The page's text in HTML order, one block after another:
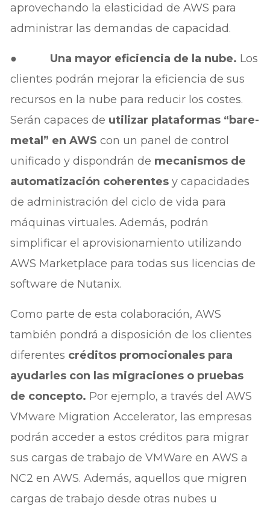
aprovechando la elasticidad de AWS para
administrar las demandas de capacidad.
● Una mayor eficiencia de la nube. Los
clientes podrán mejorar la eficiencia de sus
recursos en la nube para reducir los costes.
Serán capaces de utilizar plataformas “bare-
metal” en AWScon un panel de control
unificado y dispondrán de mecanismos de
automatización coherentesy capacidades
de administración del ciclo de vida para
máquinas virtuales. Además, podrán
simplificar el aprovisionamiento utilizando
AWS Marketplace para todas sus licencias de
software de Nutanix.
Como parte de esta colaboración, AWS
también pondrá a disposición de los clientes
diferentes créditos promocionales para
ayudarles con las migraciones o pruebas
de concepto. Por ejemplo, a través del AWS
VMware Migration Accelerator, las empresas
podrán acceder a estos créditos para migrar
sus cargas de trabajo de VMWare en AWS a
NC2 en AWS. Además, aquellos que migren
cargas de trabajo desde otras nubes u